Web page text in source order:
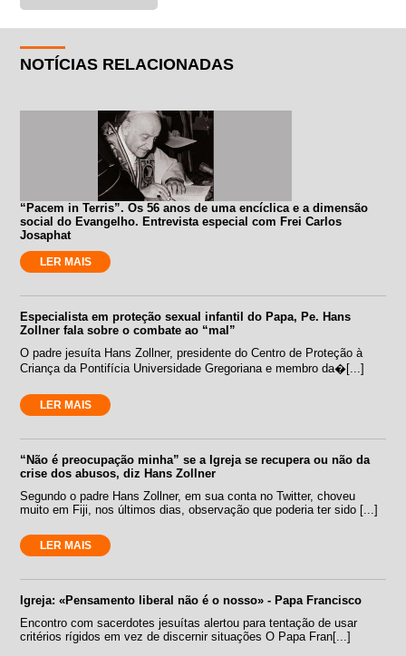
NOTÍCIAS RELACIONADAS
“Pacem in Terris”. Os 56 anos de uma encíclica e a dimensão
social do Evangelho. Entrevista especial com Frei Carlos
Josaphat
LER MAIS
Especialista em proteção sexual infantil do Papa, Pe. Hans
Zollner fala sobre o combate ao “mal”
O padre jesuíta Hans Zollner, presidente do Centro de Proteção à
Criança da Pontifícia Universidade Gregoriana e membro da�[...]
LER MAIS
“Não é preocupação minha” se a Igreja se recupera ou não da
crise dos abusos, diz Hans Zollner
Segundo o padre Hans Zollner, em sua conta no Twitter, choveu
muito em Fiji, nos últimos dias, observação que poderia ter sido [...]
LER MAIS
Igreja: «Pensamento liberal não é o nosso» - Papa Francisco
Encontro com sacerdotes jesuítas alertou para tentação de usar
critérios rígidos em vez de discernir situações O Papa Fran[...]